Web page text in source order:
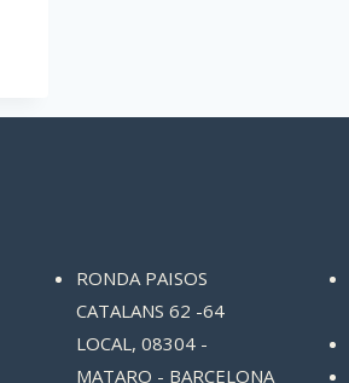
RONDA PAISOS
CATALANS 62 -64
LOCAL, 08304 -
MATARO - BARCELONA